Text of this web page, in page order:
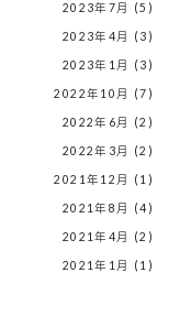
2023年7月 (5)
2023年4月 (3)
2023年1月 (3)
2022年10月 (7)
2022年6月 (2)
2022年3月 (2)
2021年12月 (1)
2021年8月 (4)
2021年4月 (2)
2021年1月 (1)